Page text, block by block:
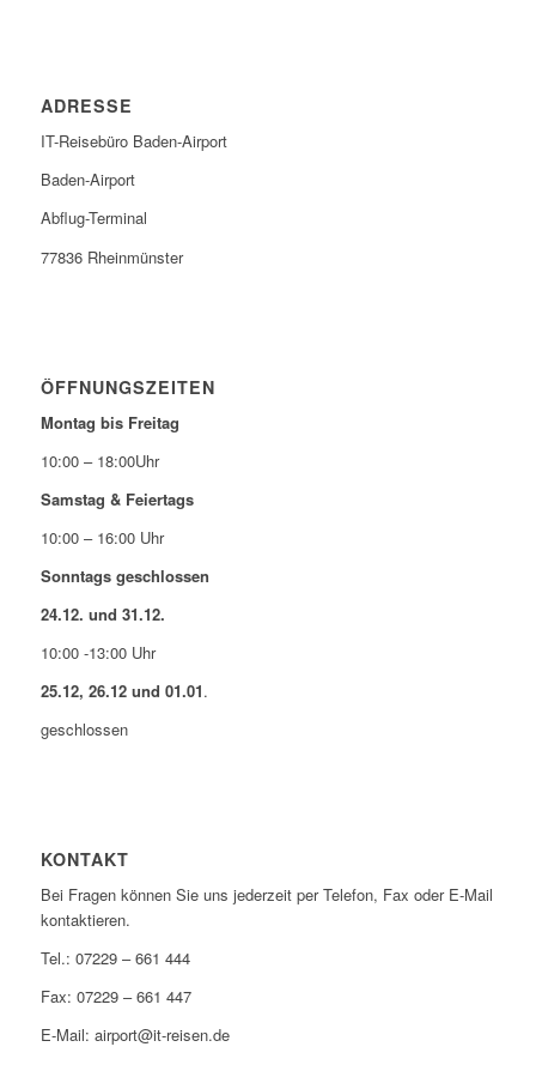
ADRESSE
IT-Reisebüro Baden-Airport
Baden-Airport
Abflug-Terminal
77836 Rheinmünster
ÖFFNUNGSZEITEN
Montag bis Freitag
10:00 – 18:00Uhr
Samstag & Feiertags
10:00 – 16:00 Uhr
Sonntags geschlossen
24.12. und 31.12.
10:00 -13:00 Uhr
25.12, 26.12 und 01.01.
geschlossen
KONTAKT
Bei Fragen können Sie uns jederzeit per Telefon, Fax oder E-Mail
kontaktieren.
Tel.: 07229 – 661 444
Fax: 07229 – 661 447
E-Mail: airport@it-reisen.de